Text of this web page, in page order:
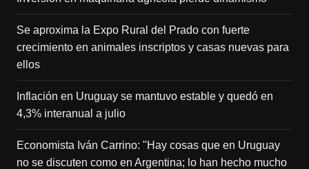
Se aproxima la Expo Rural del Prado con fuerte
crecimiento en animales inscriptos y casas nuevas para
ellos
Inflación en Uruguay se mantuvo estable y quedó en
4,3% interanual a julio
Economista Iván Carrino: "Hay cosas que en Uruguay
no se discuten como en Argentina; lo han hecho mucho